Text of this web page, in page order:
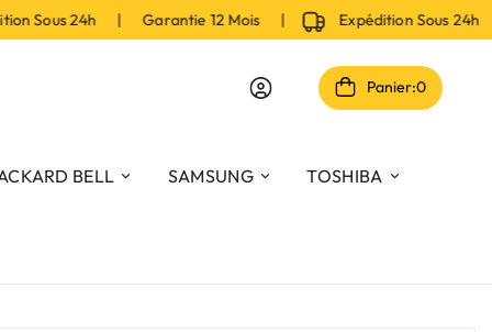
Sous 24h | Garantie 12 Mois | Expédition Sous
Panier:0
BELL SAMSUNG TOSHIBA